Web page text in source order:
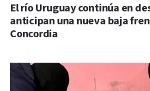
El río Uruguay continúa en
anticipan una nueva baja
Concordia